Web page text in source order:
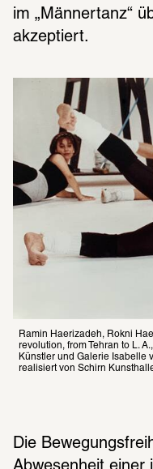
im „Männertanz“
akzeptiert.
Ramin Haerizadeh, Rokni
revo­lu­tion, from Tehran to L.
Künstler und Galerie Isabelle
realisiert von Schirn
Die